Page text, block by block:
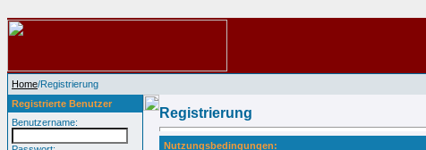
Home/Registrierung
Registrierte Benutzer
Benutzername:
Registrierung
Nutzungsbedingungen: